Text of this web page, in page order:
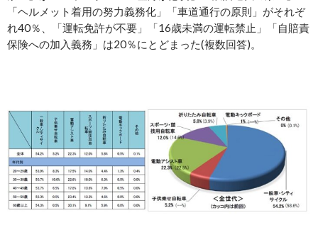
「ヘルメット着用の努力義務化」「車道通行の原則」がそれぞ
れ40％、「運転免許が不要」「16歳未満の運転禁止」「自賠責
保険への加入義務」は20％にとどまった(複数回答)。